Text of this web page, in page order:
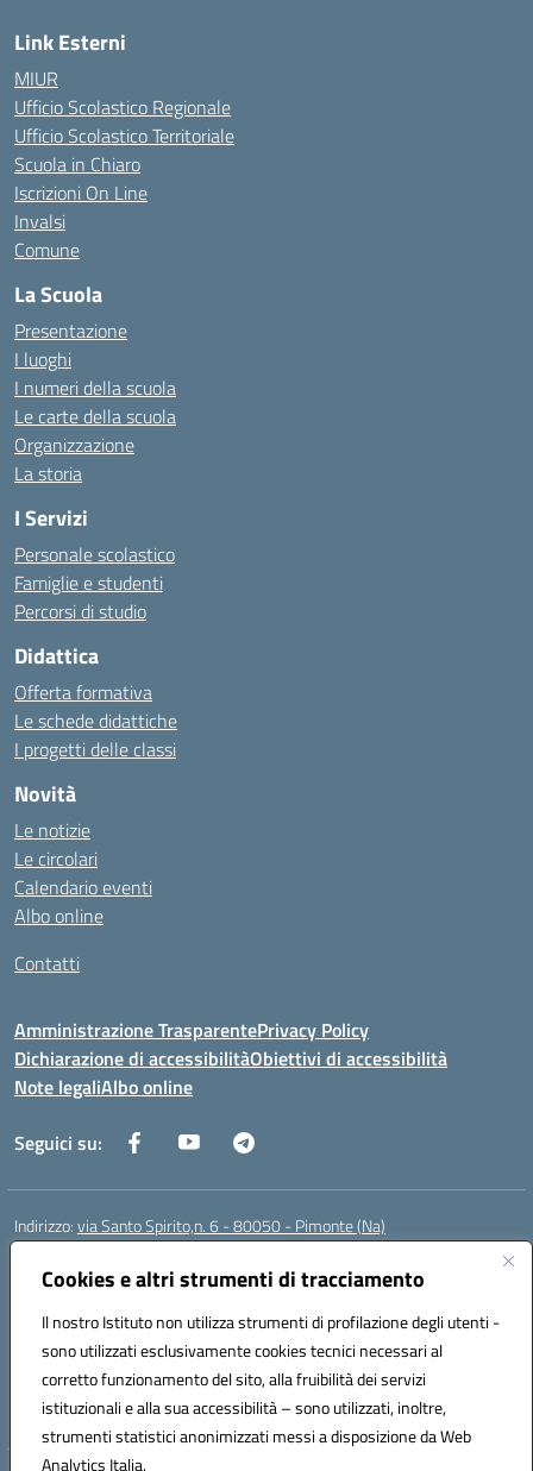
Cookies e altri strumenti di tracciamento
Il nostro Istituto non utilizza strumenti di profilazione degli utenti -
sono utilizzati esclusivamente cookies tecnici necessari al
corretto funzionamento del sito, alla fruibilità dei servizi
istituzionali e alla sua accessibilità – sono utilizzati, inoltre,
strumenti statistici anonimizzati messi a disposizione da Web
Analytics Italia.
Link Esterni
MIUR
Ufficio Scolastico Regionale
Ufficio Scolastico Territoriale
Scuola in Chiaro
Iscrizioni On Line
Invalsi
Comune
La Scuola
Presentazione
I luoghi
I numeri della scuola
Le carte della scuola
Organizzazione
La storia
I Servizi
Personale scolastico
Famiglie e studenti
Percorsi di studio
Didattica
Offerta formativa
Le schede didattiche
I progetti delle classi
Novità
Le notizie
Le circolari
Calendario eventi
Albo online
Contatti
Amministrazione TrasparentePrivacy Policy
Dichiarazione di accessibilitàObiettivi di accessibilità
Note legaliAlbo online
Seguici su:
Indirizzo:via Santo Spirito,n. 6 - 80050 - Pimonte (Na)
Centralino:
Posta elettronica certificata (PEC):naic86400x@pec.istruzione.it
Codice fiscale: 82008870634
Codice meccanografico:NAIC86400X
Codice Indice delle Pubbliche Amministrazioni (IPA): ISTSC_NAIC86400X
Codice unico di fatturazione (CUF): UF5NKX